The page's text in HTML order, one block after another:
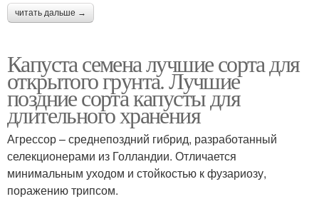
читать дальше →
Капуста семена лучшие сорта для
открытого грунта. Лучшие
поздние сорта капусты для
длительного хранения
Агрессор – среднепоздний гибрид, разработанный
селекционерами из Голландии. Отличается
минимальным уходом и стойкостью к фузариозу,
поражению трипсом.